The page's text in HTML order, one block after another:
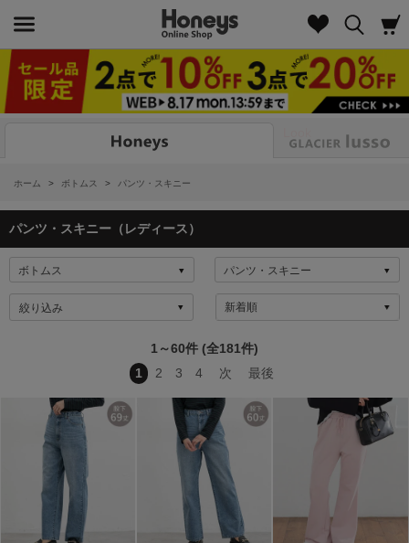
ホーム > ボトムス > パンツ・スキニー
パンツ・スキニー（レディース）
絞り込み
1～60件 (全181件)
1
2 3 4 次 最後